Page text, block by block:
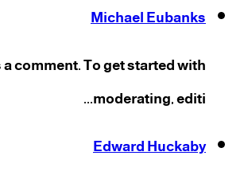
Michael Eubanks
comment. To get started with
moderating, editi...
Edward Huckaby